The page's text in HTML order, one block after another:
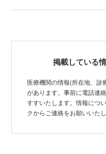
掲載している
医療機関の情報(所在地、診
があります。事前に電話連
すすいたします。情報につ
クからご連絡をお願いいたし